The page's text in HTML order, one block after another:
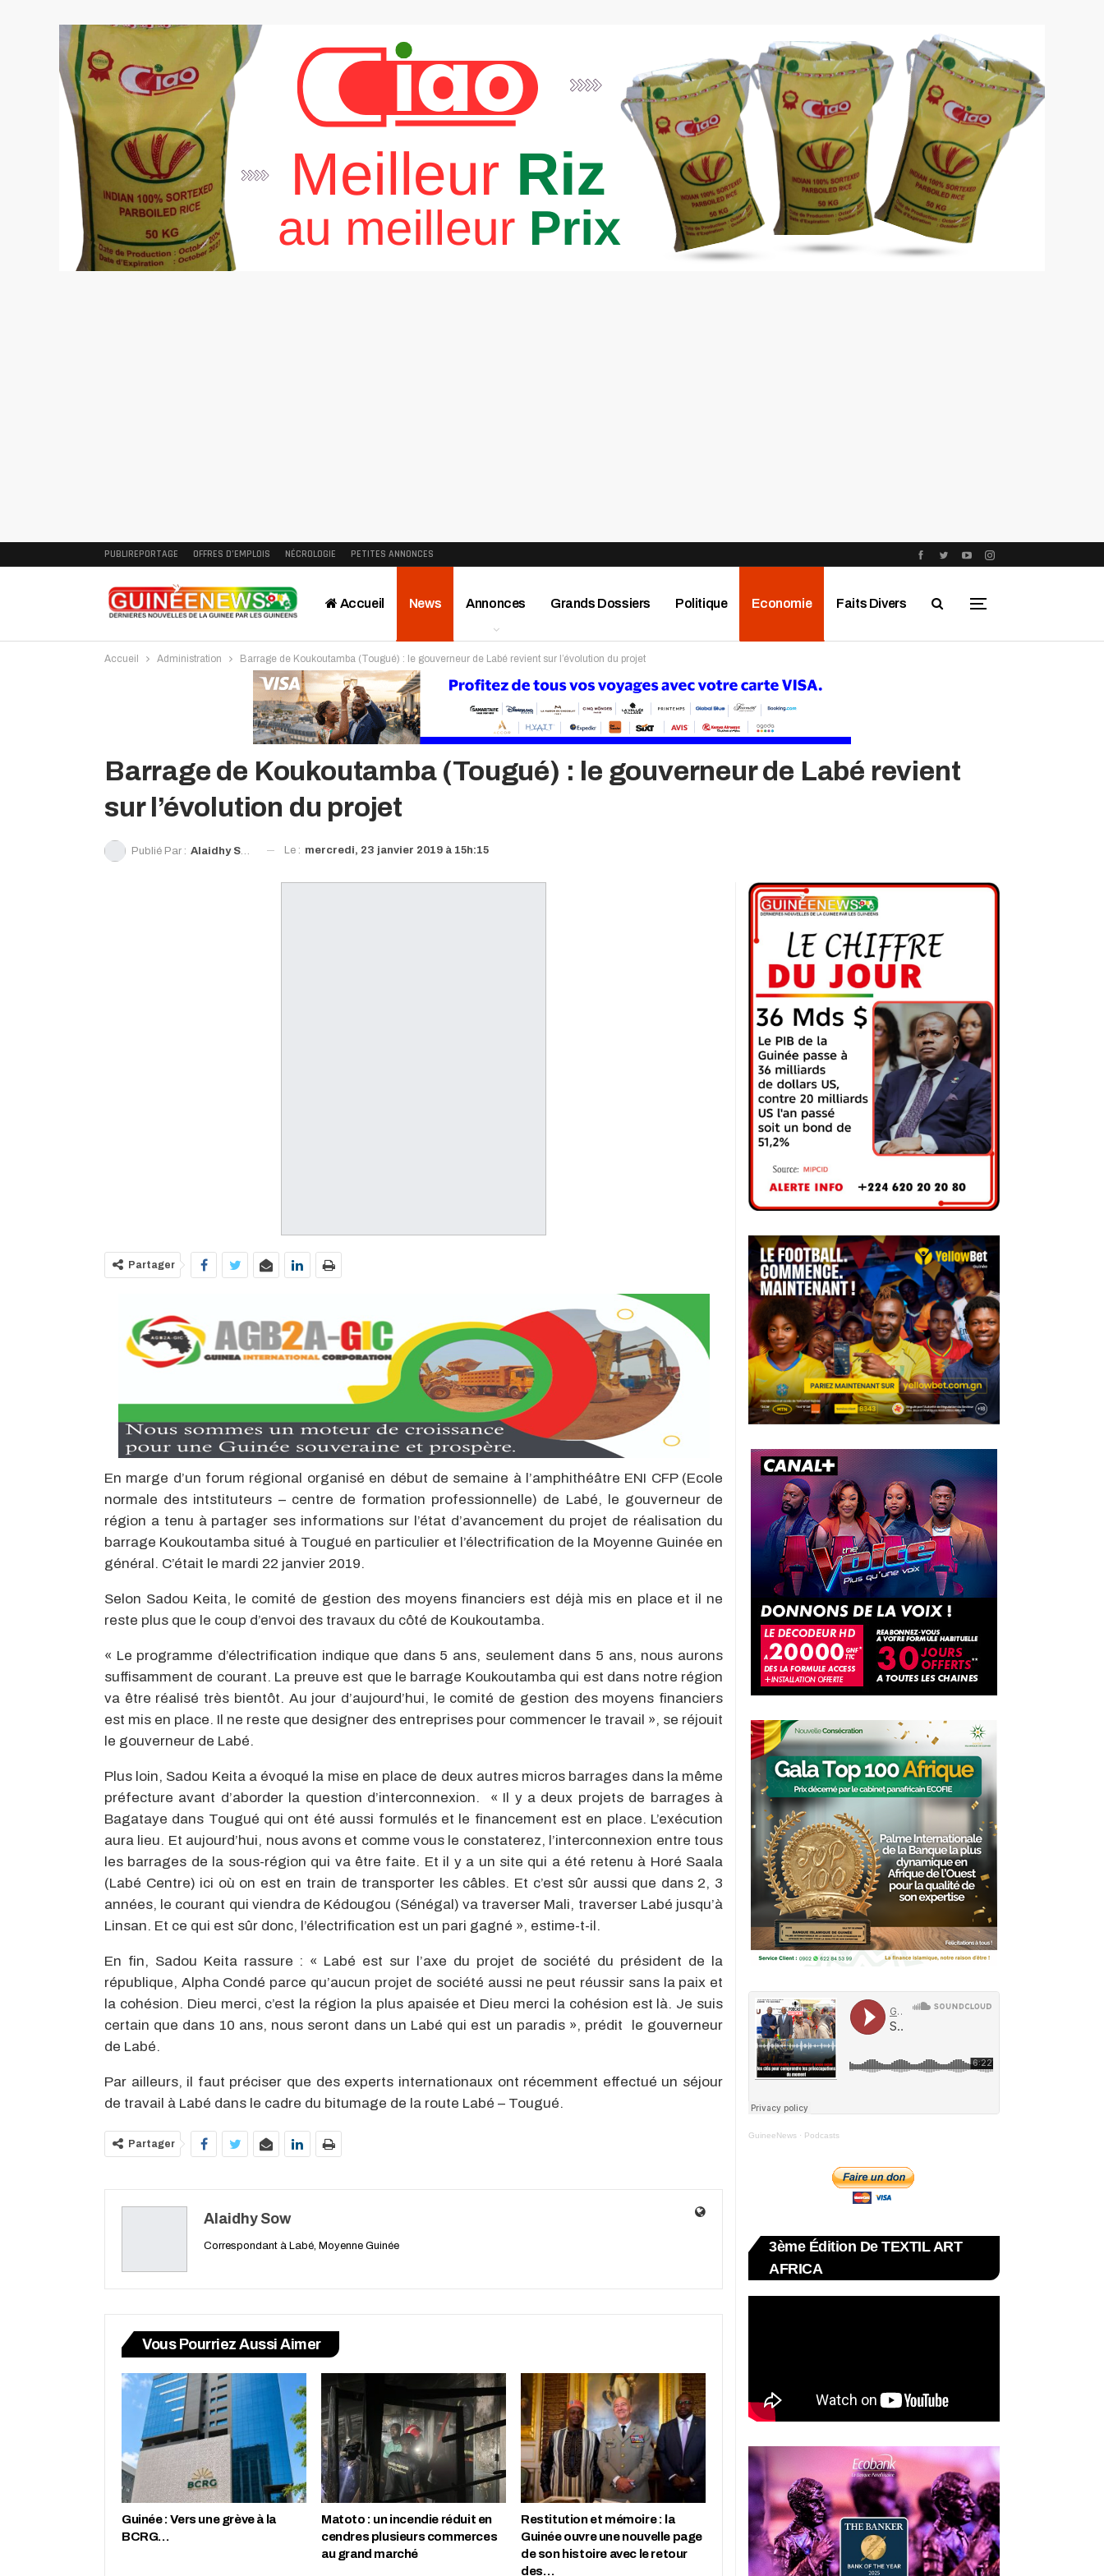
PUBLIREPORTAGE OFFRES D’EMPLOIS NÉCROLOGIE PETITES ANNONCES
Accueil News Annonces Grands Dossiers Politique Economie Faits Divers
Interviews Publireportage Région
Accueil Administration Barrage de Koukoutamba (Tougué) : le gouverneur de Labé revient sur l’évolution du projet
Barrage de Koukoutamba (Tougué) : le gouverneur de Labé revient
sur l’évolution du projet
Publié Par : Alaidhy Sow Le : mercredi, 23 janvier 2019 à 15h:15
Partager
En marge d’un forum régional organisé en début de semaine à l’amphithéâtre ENI CFP (Ecole
normale des intstituteurs – centre de formation professionnelle) de Labé, le gouverneur de
région a tenu à partager ses informations sur l’état d’avancement du projet de réalisation du
barrage Koukoutamba situé à Tougué en particulier et l’électrification de la Moyenne Guinée en
général. C’était le mardi 22 janvier 2019.
Selon Sadou Keita, le comité de gestion des moyens financiers est déjà mis en place et il ne
reste plus que le coup d’envoi des travaux du côté de Koukoutamba.
« Le programme d’électrification indique que dans 5 ans, seulement dans 5 ans, nous aurons
suffisamment de courant. La preuve est que le barrage Koukoutamba qui est dans notre région
va être réalisé très bientôt. Au jour d’aujourd’hui, le comité de gestion des moyens financiers
est mis en place. Il ne reste que designer des entreprises pour commencer le travail », se réjouit
le gouverneur de Labé.
Plus loin, Sadou Keita a évoqué la mise en place de deux autres micros barrages dans la même
préfecture avant d’aborder la question d’interconnexion. « Il y a deux projets de barrages à
Bagataye dans Tougué qui ont été aussi formulés et le financement est en place. L’exécution
aura lieu. Et aujourd’hui, nous avons et comme vous le constaterez, l’interconnexion entre tous
les barrages de la sous-région qui va être faite. Et il y a un site qui a été retenu à Horé Saala
(Labé Centre) ici où on est en train de transporter les câbles. Et c’est sûr aussi que dans 2, 3
années, le courant qui viendra de Kédougou (Sénégal) va traverser Mali, traverser Labé jusqu’à
Linsan. Et ce qui est sûr donc, l’électrification est un pari gagné », estime-t-il.
En fin, Sadou Keita rassure : « Labé est sur l’axe du projet de société du président de la
république, Alpha Condé parce qu’aucun projet de société aussi ne peut réussir sans la paix et
la cohésion. Dieu merci, c’est la région la plus apaisée et Dieu merci la cohésion est là. Je suis
certain que dans 10 ans, nous seront dans un Labé qui est un paradis », prédit le gouverneur
de Labé.
Par ailleurs, il faut préciser que des experts internationaux ont récemment effectué un séjour
de travail à Labé dans le cadre du bitumage de la route Labé – Tougué.
Partager
Alaidhy Sow
Correspondant à Labé, Moyenne Guinée
Vous Pourriez Aussi Aimer
Guinée : Vers une grève à la
BCRG…
Matoto : un incendie réduit en
cendres plusieurs commerces
au grand marché
Restitution et mémoire : la
Guinée ouvre une nouvelle page
de son histoire avec le retour
des…
GuineeNews · Podcasts
3ème Édition De TEXTIL ART
AFRICA